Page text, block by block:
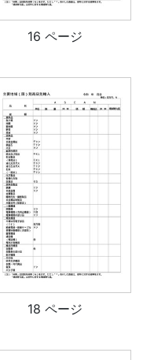
16 ページ
18 ページ